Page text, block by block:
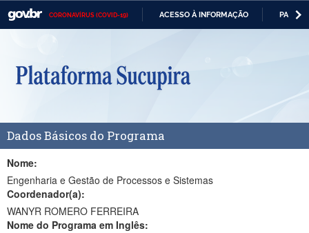
CORONAVÍRUS (COVID-19) ACESSO À INFORMAÇÃO
Casa Civil
Ministério da Defesa
Ministério da Economia
Ministério da Infraestrutura
Ministério da Agricultura, Pecuária e Abastecimento
Ministério da Educação
Dados Básicos do Programa
Nome:
Engenharia e Gestão de Processos e Sistemas
Coordenador(a):
WANYR ROMERO FERREIRA
Nome do Programa em Inglês: